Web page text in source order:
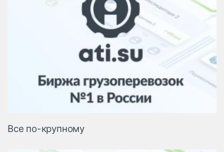
Все по-крупному